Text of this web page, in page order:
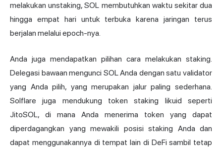
melakukan unstaking, SOL membutuhkan waktu sekitar dua
hingga empat hari untuk terbuka karena jaringan terus
berjalan melalui epoch-nya.
Anda juga mendapatkan pilihan cara melakukan staking.
Delegasi bawaan mengunci SOL Anda dengan satu validator
yang Anda pilih, yang merupakan jalur paling sederhana.
Solflare juga mendukung token staking likuid seperti
JitoSOL, di mana Anda menerima token yang dapat
diperdagangkan yang mewakili posisi staking Anda dan
dapat menggunakannya di tempat lain di DeFi sambil tetap